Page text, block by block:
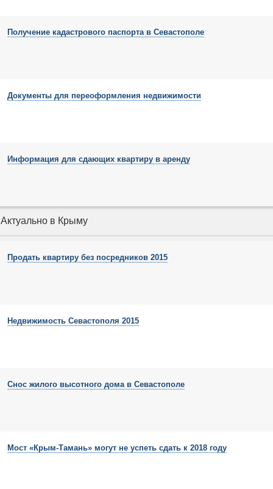
Получение кадастрового паспорта в Севастополе
Документы для переоформления недвижимости
Информация для сдающих квартиру в аренду
Актуально в Крыму
Продать квартиру без посредников 2015
Недвижимость Севастополя 2015
Снос жилого высотного дома в Севастополе
Мост «Крым-Тамань» могут не успеть сдать к 2018 году